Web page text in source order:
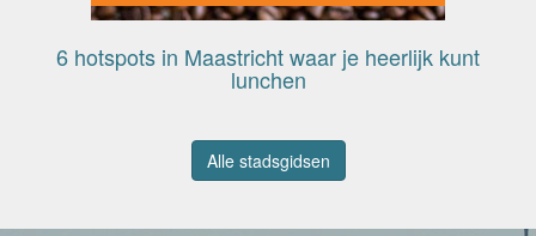
6 hotspots in Maastricht waar je heerlijk kunt
lunchen
Alle stadsgidsen